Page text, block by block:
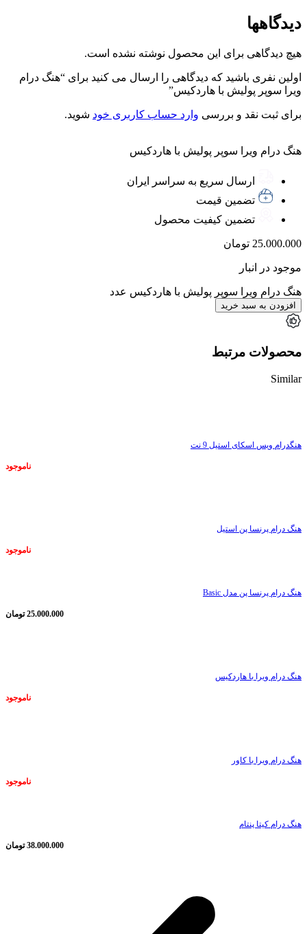
دیدگاهها
هیچ دیدگاهی برای این محصول نوشته نشده است.
اولین نفری باشید که دیدگاهی را ارسال می کنید برای “هنگ درام
ویرا سوپر پولیش با هاردکیس”
برای ثبت نقد و بررسی وارد حساب کاربری خود شوید.
هنگ درام ویرا سوپر پولیش با هاردکیس
ارسال سریع به سراسر ایران
تضمین قیمت
تضمین کیفیت محصول
25.000.000 تومان
موجود در انبار
هنگ درام ویرا سوپر پولیش با هاردکیس عدد
افزودن به سبد خرید
محصولات مرتبط
Similar
هنگدرام ویس اسکای استیل 9 نت
ناموجود
هنگ درام پرنسا پن استیل
ناموجود
هنگ درام پرنسا پن مدل Basic
25.000.000 تومان
هنگ درام ویرا با هاردکیس
ناموجود
هنگ درام ویرا با کاور
ناموجود
هنگ درام کیتا پنتام
38.000.000 تومان